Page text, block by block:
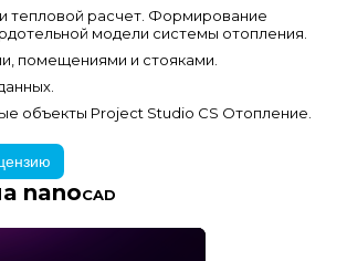
тепловой расчет. Формирование
модели системы отопления.
помещениями и стояками.
объекты Project Studio CS Отопление.
nanoCAD